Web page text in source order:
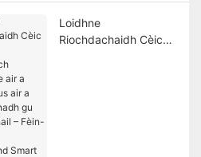
Loidhne
Riochdachaidh Cèic